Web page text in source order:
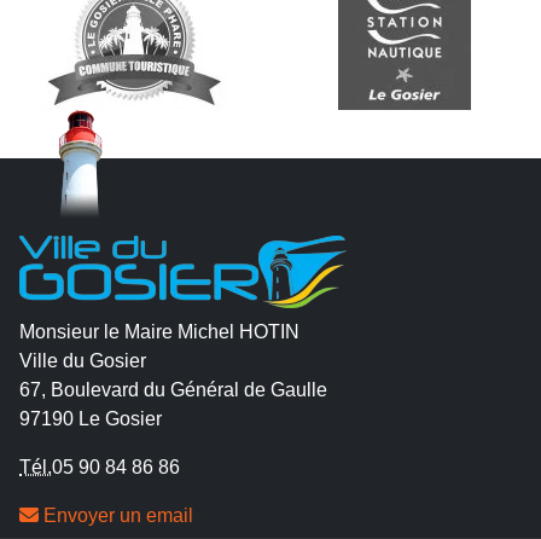
Monsieur le Maire Michel HOTIN
Ville du Gosier
67, Boulevard du Général de Gaulle
97190 Le Gosier
Tél.05 90 84 86 86
Envoyer un email